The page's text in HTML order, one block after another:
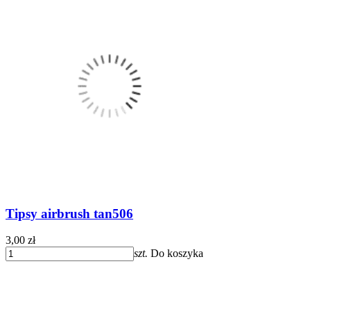
Tipsy airbrush tan506
3,00 zł
szt. Do koszyka